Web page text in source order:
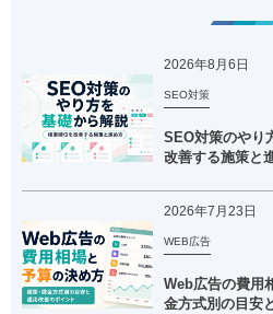
2026年8月6日
SEO対策
SEO対策のやり
改善する施策と
2026年7月23日
WEB広告
Web広告の費用
金方式別の目安